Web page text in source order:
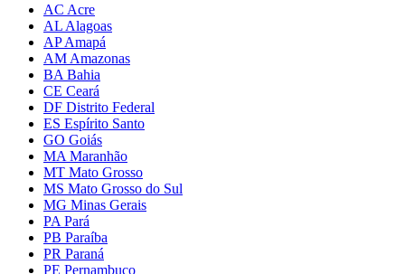
AC Acre
AL Alagoas
AP Amapá
AM Amazonas
BA Bahia
CE Ceará
DF Distrito Federal
ES Espírito Santo
GO Goiás
MA Maranhão
MT Mato Grosso
MS Mato Grosso do Sul
MG Minas Gerais
PA Pará
PB Paraíba
PR Paraná
PE Pernambuco